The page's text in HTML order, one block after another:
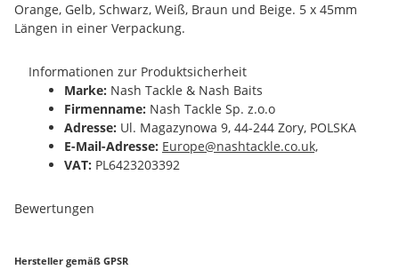
Orange, Gelb, Schwarz, Weiß, Braun und Beige. 5 x 45mm
Längen in einer Verpackung.
Informationen zur Produktsicherheit
Marke: Nash Tackle & Nash Baits
Firmenname: Nash Tackle Sp. z.o.o
Adresse: Ul. Magazynowa 9, 44-244 Zory, POLSKA
E-Mail-Adresse: Europe@nashtackle.co.uk,
VAT: PL6423203392
Bewertungen
Hersteller gemäß GPSR